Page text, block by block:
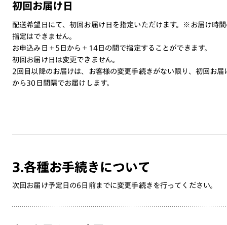
初回お届け日
配送希望日にて、初回お届け日を指定いただけます。※お届け時
指定はできません。
お申込み日＋5日から＋14日の間で指定することができます。
初回お届け日は変更できません。
2回目以降のお届けは、お客様の変更手続きがない限り、初回お届
から30日間隔でお届けします。
3.各種お手続きについて
次回お届け予定日の6日前までに変更手続きを行ってください。